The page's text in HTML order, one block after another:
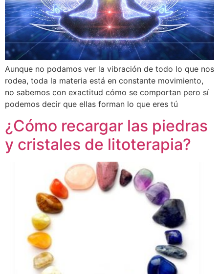
Aunque no podamos ver la vibración de todo lo que nos
rodea, toda la materia está en constante movimiento,
no sabemos con exactitud cómo se comportan pero sí
podemos decir que ellas forman lo que eres tú
¿Cómo recargar las piedras
y cristales de litoterapia?